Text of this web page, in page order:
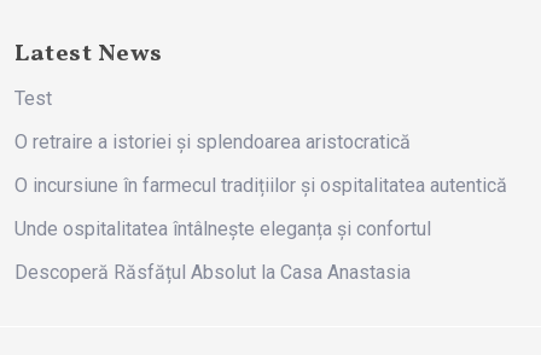
Latest News
Test
O retraire a istoriei și splendoarea aristocratică
O incursiune în farmecul tradițiilor și ospitalitatea autentică
Unde ospitalitatea întâlnește eleganța și confortul
Descoperă Răsfățul Absolut la Casa Anastasia